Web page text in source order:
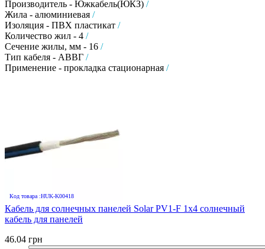
Производитель - Южкабель(ЮКЗ) /
Жила - алюминиевая /
Изоляция - ПВХ пластикат /
Количество жил - 4 /
Сечение жилы, мм - 16 /
Тип кабеля - АВВГ /
Применение - прокладка стационарная /
Код товара :HUK-K00418
Кабель для солнечных панелей Solar PV1-F 1х4 солнечный
кабель для панелей
46.04 грн